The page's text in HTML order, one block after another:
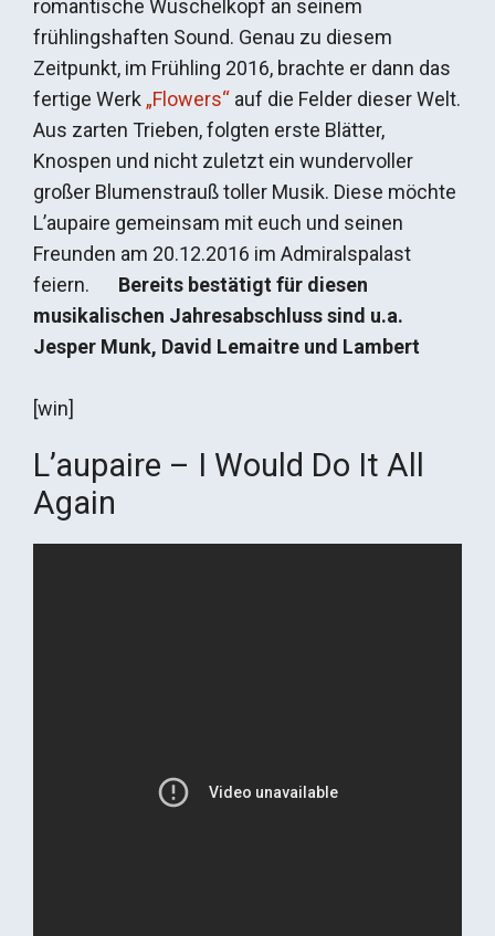
romantische Wuschelkopf an seinem
frühlingshaften Sound. Genau zu diesem
Zeitpunkt, im Frühling 2016, brachte er dann das
fertige Werk „Flowers“ auf die Felder dieser Welt.
Aus zarten Trieben, folgten erste Blätter,
Knospen und nicht zuletzt ein wundervoller
großer Blumenstrauß toller Musik. Diese möchte
L’aupaire gemeinsam mit euch und seinen
Freunden am 20.12.2016 im Admiralspalast
feiern. Bereits bestätigt für diesen
musikalischen Jahresabschluss sind u.a.
Jesper Munk, David Lemaitre und Lambert
[win]
L’aupaire – I Would Do It All
Again